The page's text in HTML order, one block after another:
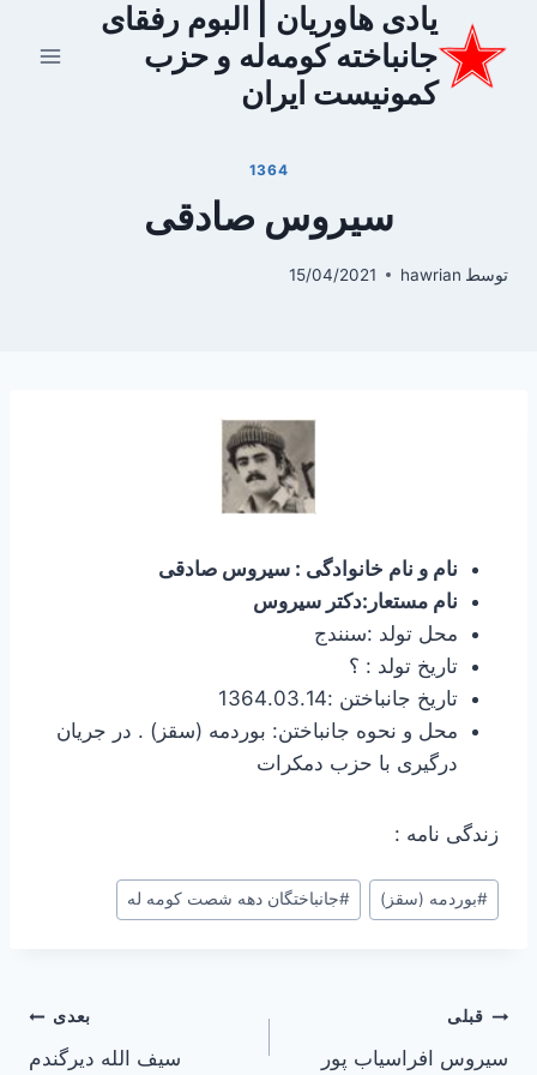
محتوا
یادی هاوریان | البوم رفقای
جانباخته کومه‌له و حزب
کمونیست ایران
1364
سیروس صادقی
توسط hawrian
15/04/2021
نام و نام خانوادگی : سیروس صادقی
نام مستعار:دکتر سیروس
محل تولد :سنندج
تاریخ تولد : ؟
تاریخ جانباختن :1364.03.14
محل و نحوه جانباختن: بوردمه (سقز) . در جریان
درگیری با حزب دمکرات
زندگی نامه :
برچسب‌های
نوشته:
#بوردمه (سقز) #جانباختگان دهه شصت کومه له
راهبری
قبلی
سیروس افراسیاب پور
بعدی
سیف الله دیرگندم